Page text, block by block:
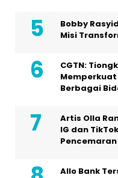
Bobby
Misi
CGTN:
Berbagai
Artis Olla
IG dan
Allo Bank